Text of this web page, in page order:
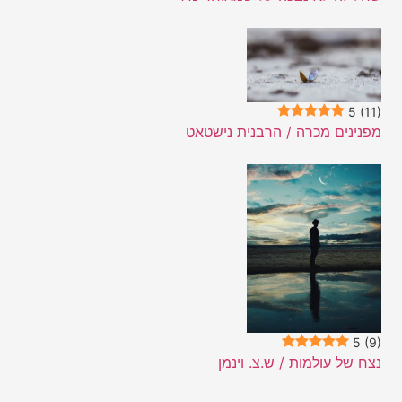
5 (11)
מפנינים מכרה / הרבנית נישטאט
5 (9)
נצח של עולמות / ש.צ. וינמן